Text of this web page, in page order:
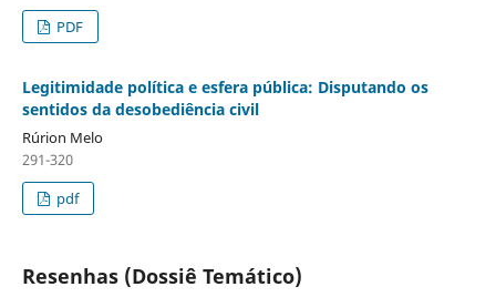
PDF
Legitimidade política e esfera pública: Disputando os
sentidos da desobediência civil
Rúrion Melo
291-320
pdf
Resenhas (Dossiê Temático)